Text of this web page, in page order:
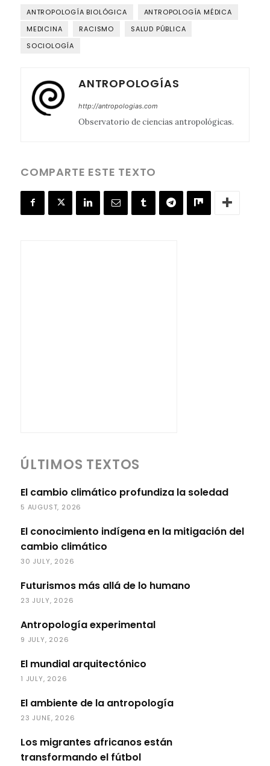
ANTROPOLOGÍA BIOLÓGICA
ANTROPOLOGÍA MÉDICA
MEDICINA
RACISMO
SALUD PÚBLICA
SOCIOLOGÍA
ANTROPOLOGÍAS
http://antropologias.com
Observatorio de ciencias antropológicas.
COMPARTE ESTE TEXTO
ÚLTIMOS TEXTOS
El cambio climático profundiza la soledad
5 AUGUST, 2026
El conocimiento indígena en la mitigación del
cambio climático
30 JULY, 2026
Futurismos más allá de lo humano
23 JULY, 2026
Antropología experimental
9 JULY, 2026
El mundial arquitectónico
1 JULY, 2026
El ambiente de la antropología
23 JUNE, 2026
Los migrantes africanos están
transformando el fútbol